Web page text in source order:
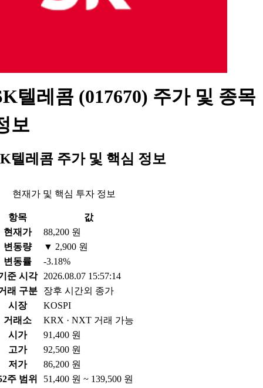
텔레콤 (017670) 주가 및 종목
보
텔레콤 주가 및 핵심 정보
현재가 및 핵심 투자 정보
항목
값
현재가
88,200 원
변동량
▼ 2,900 원
변동률
-3.18%
준 시각
2026.08.07 15:57:14
래 구분
장후 시간외 종가
시장
KOSPI
거래소
KRX · NXT 거래 가능
시가
91,400 원
고가
92,500 원
저가
86,200 원
주 범위
51,400 원 ~ 139,500 원